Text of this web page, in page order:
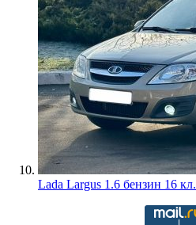
Lada Largus 1.6 бензин 16 кл.